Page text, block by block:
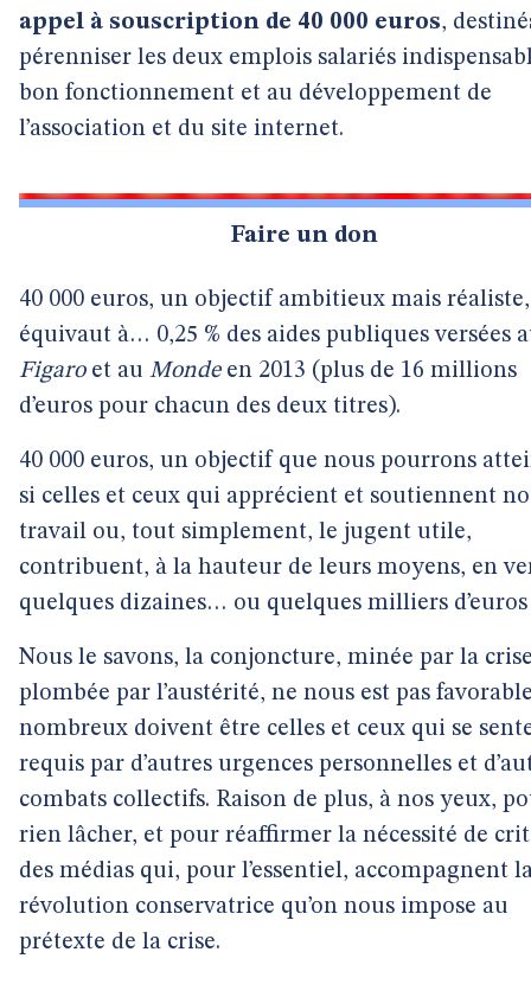
appel à souscription de 40 000 euros,
pérenniser les deux emplois salariés
bon fonctionnement et au développement de
l’association et du site internet.
Faire un don
40 000 euros, un objectif ambitieux mais
équivaut à… 0,25 % des aides publiques versées
Figaroet au Mondeen 2013 (plus de 16 millions
d’euros pour chacun des deux titres).
40 000 euros, un objectif que nous pourrons
si celles et ceux qui apprécient et soutiennent
travail ou, tout simplement, le jugent utile,
contribuent, à la hauteur de leurs moyens, en
quelques dizaines… ou quelques milliers
Nous le savons, la conjoncture, minée par la
plombée par l’austérité, ne nous est pas
nombreux doivent être celles et ceux qui se
requis par d’autres urgences personnelles et
combats collectifs. Raison de plus, à nos yeux,
rien lâcher, et pour réaffirmer la nécessité de
des médias qui, pour l’essentiel, accompagnent
révolution conservatrice qu’on nous impose au
prétexte de la crise.